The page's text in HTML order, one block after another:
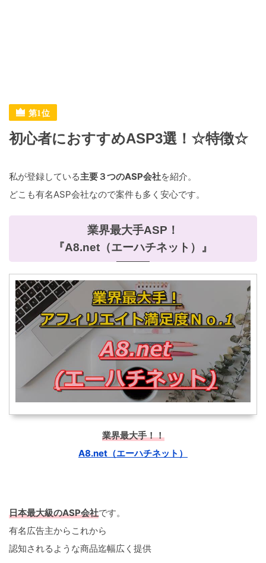
初心者におすすめASP3選！☆特徴☆
私が登録している主要３つのASP会社を紹介。
どこも有名ASP会社なので案件も多く安心です。
業界最大手ASP！
『A8.net（エーハチネット）』
業界最大手！！
A8.net（エーハチネット）
日本最大級のASP会社です。
有名広告主からこれから
認知されるような商品迄幅広く提供